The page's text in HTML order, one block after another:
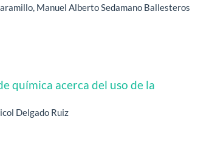
Manuel Alberto Sedamano Ballesteros
química acerca del uso de la
Delgado Ruiz